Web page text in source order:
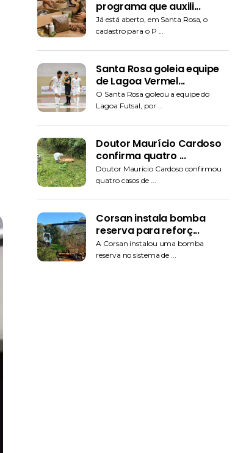
programa que auxili...
Já está aberto, em Santa Rosa, o
cadastro para o P ...
Santa Rosa goleia equipe
de Lagoa Vermel...
O Santa Rosa goleou a equipe do
Lagoa Futsal, por ...
Doutor Maurício Cardoso
confirma quatro ...
Doutor Maurício Cardoso confirmou
quatro casos de ...
Corsan instala bomba
reserva para reforç...
A Corsan instalou uma bomba
reserva no sistema de ...